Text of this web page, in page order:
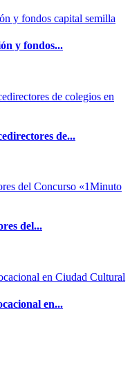
y fondos...
de...
del...
en...